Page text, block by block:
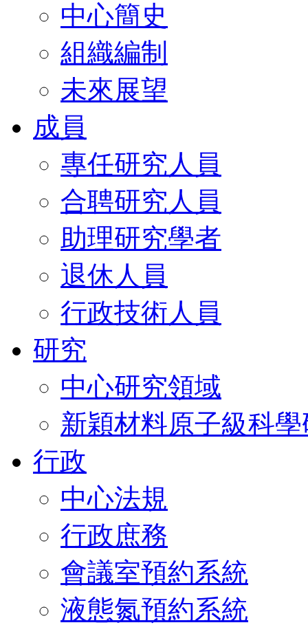
中心簡史
組織編制
未來展望
成員
專任研究人員
合聘研究人員
助理研究學者
退休人員
行政技術人員
研究
中心研究領域
新穎材料原子級科
行政
中心法規
行政庶務
會議室預約系統
液態氮預約系統